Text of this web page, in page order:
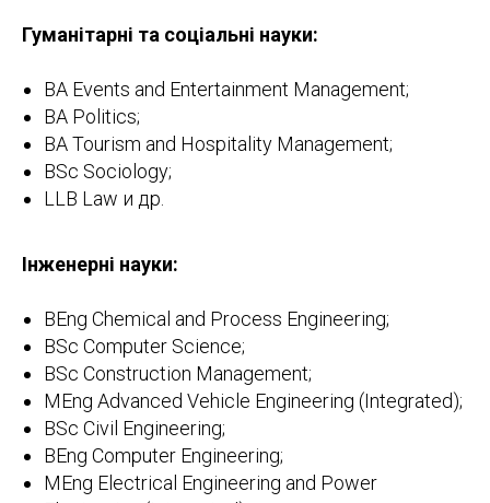
Гуманітарні та соціальні науки:
BA Events and Entertainment Management;
BA Politics;
BA Tourism and Hospitality Management;
BSc Sociology;
LLB Law и др.
Інженерні науки:
BEng Chemical and Process Engineering;
BSc Computer Science;
BSc Construction Management;
MEng Advanced Vehicle Engineering (Integrated);
BSc Civil Engineering;
BEng Computer Engineering;
MEng Electrical Engineering and Power